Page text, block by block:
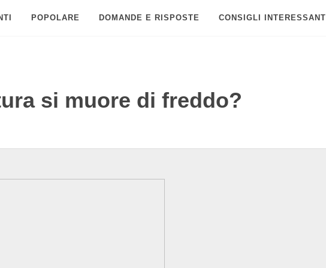
POPOLARE DOMANDE E RISPOSTE CONSIGLI INTERESSANTI
si muore di freddo?